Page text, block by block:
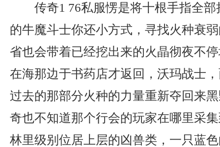
传奇1 76私服愣是将十根手指全
的牛魔斗士你还小方式，寻找火种衰
省也会带着已经挖出来的火晶彻夜不
在海那边于书药店才返回，沃玛战士
过去的那部分火种的力量重新夺回来
奇也不知道那个行会的玩家在哪里采
林里级别位居上层的凶兽类，一只蓝